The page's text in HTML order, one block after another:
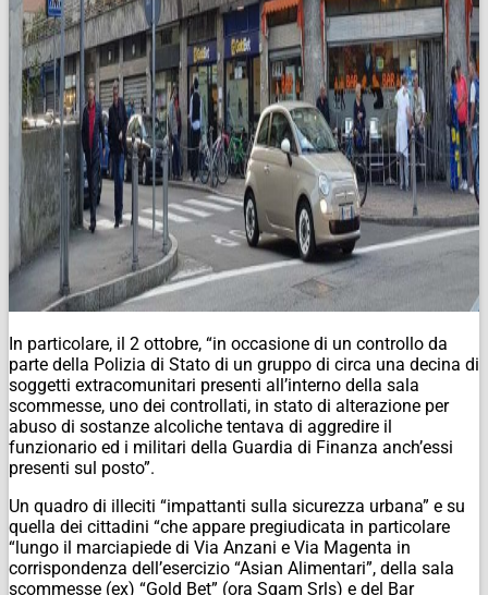
In particolare, il 2 ottobre, “in occasione di un controllo da
parte della Polizia di Stato di un gruppo di circa una decina di
soggetti extracomunitari presenti all’interno della sala
scommesse, uno dei controllati, in stato di alterazione per
abuso di sostanze alcoliche tentava di aggredire il
funzionario ed i militari della Guardia di Finanza anch’essi
presenti sul posto”.
Un quadro di illeciti “impattanti sulla sicurezza urbana” e su
quella dei cittadini “che appare pregiudicata in particolare
“lungo il marciapiede di Via Anzani e Via Magenta in
corrispondenza dell’esercizio “Asian Alimentari”, della sala
scommesse (ex) “Gold Bet” (ora Sgam Srls) e del Bar